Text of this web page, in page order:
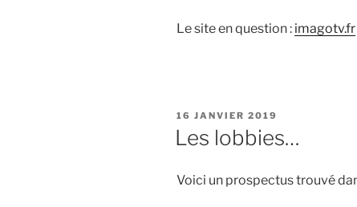
Le site en question : imagotv.fr
PUBLIÉ
LE
16 JANVIER 2019
Les lobbies…
Voici un prospectus trouvé